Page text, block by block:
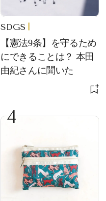
SDGS
【憲法9条】を守るため
にできることは？ 本田
由紀さんに聞いた
4